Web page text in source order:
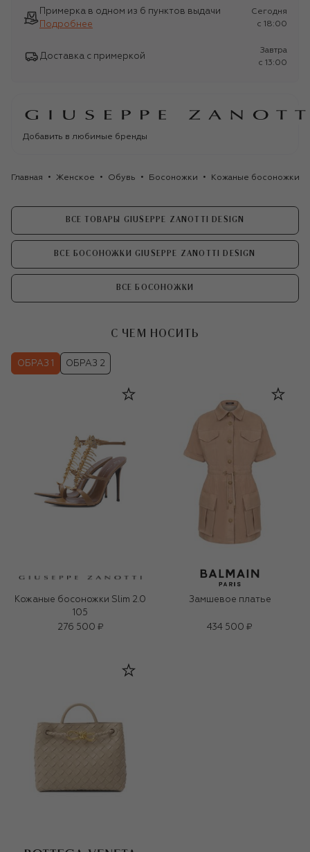
Примерка в одном из 6 пунктов выдачи
Подробнее
Сегодня
c 18:00
Доставка с примеркой
Завтра
c 13:00
Добавить в любимые бренды
Главная Женское Обувь Босоножки Кожаные босоножки
ВСЕ ТОВАРЫ GIUSEPPE ZANOTTI DESIGN
ВСЕ БОСОНОЖКИ GIUSEPPE ZANOTTI DESIGN
ВСЕ БОСОНОЖКИ
С ЧЕМ НОСИТЬ
ОБРАЗ 1 ОБРАЗ 2
Кожаные босоножки Slim 2.0
105
276 500 ₽
Замшевое платье
434 500 ₽